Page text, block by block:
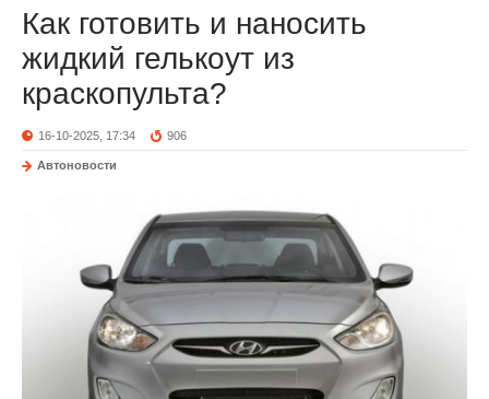
Как готовить и наносить
жидкий гелькоут из
краскопульта?
16-10-2025, 17:34 906
Автоновости